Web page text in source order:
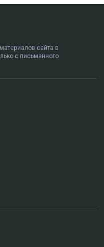
сайта в
с письменного